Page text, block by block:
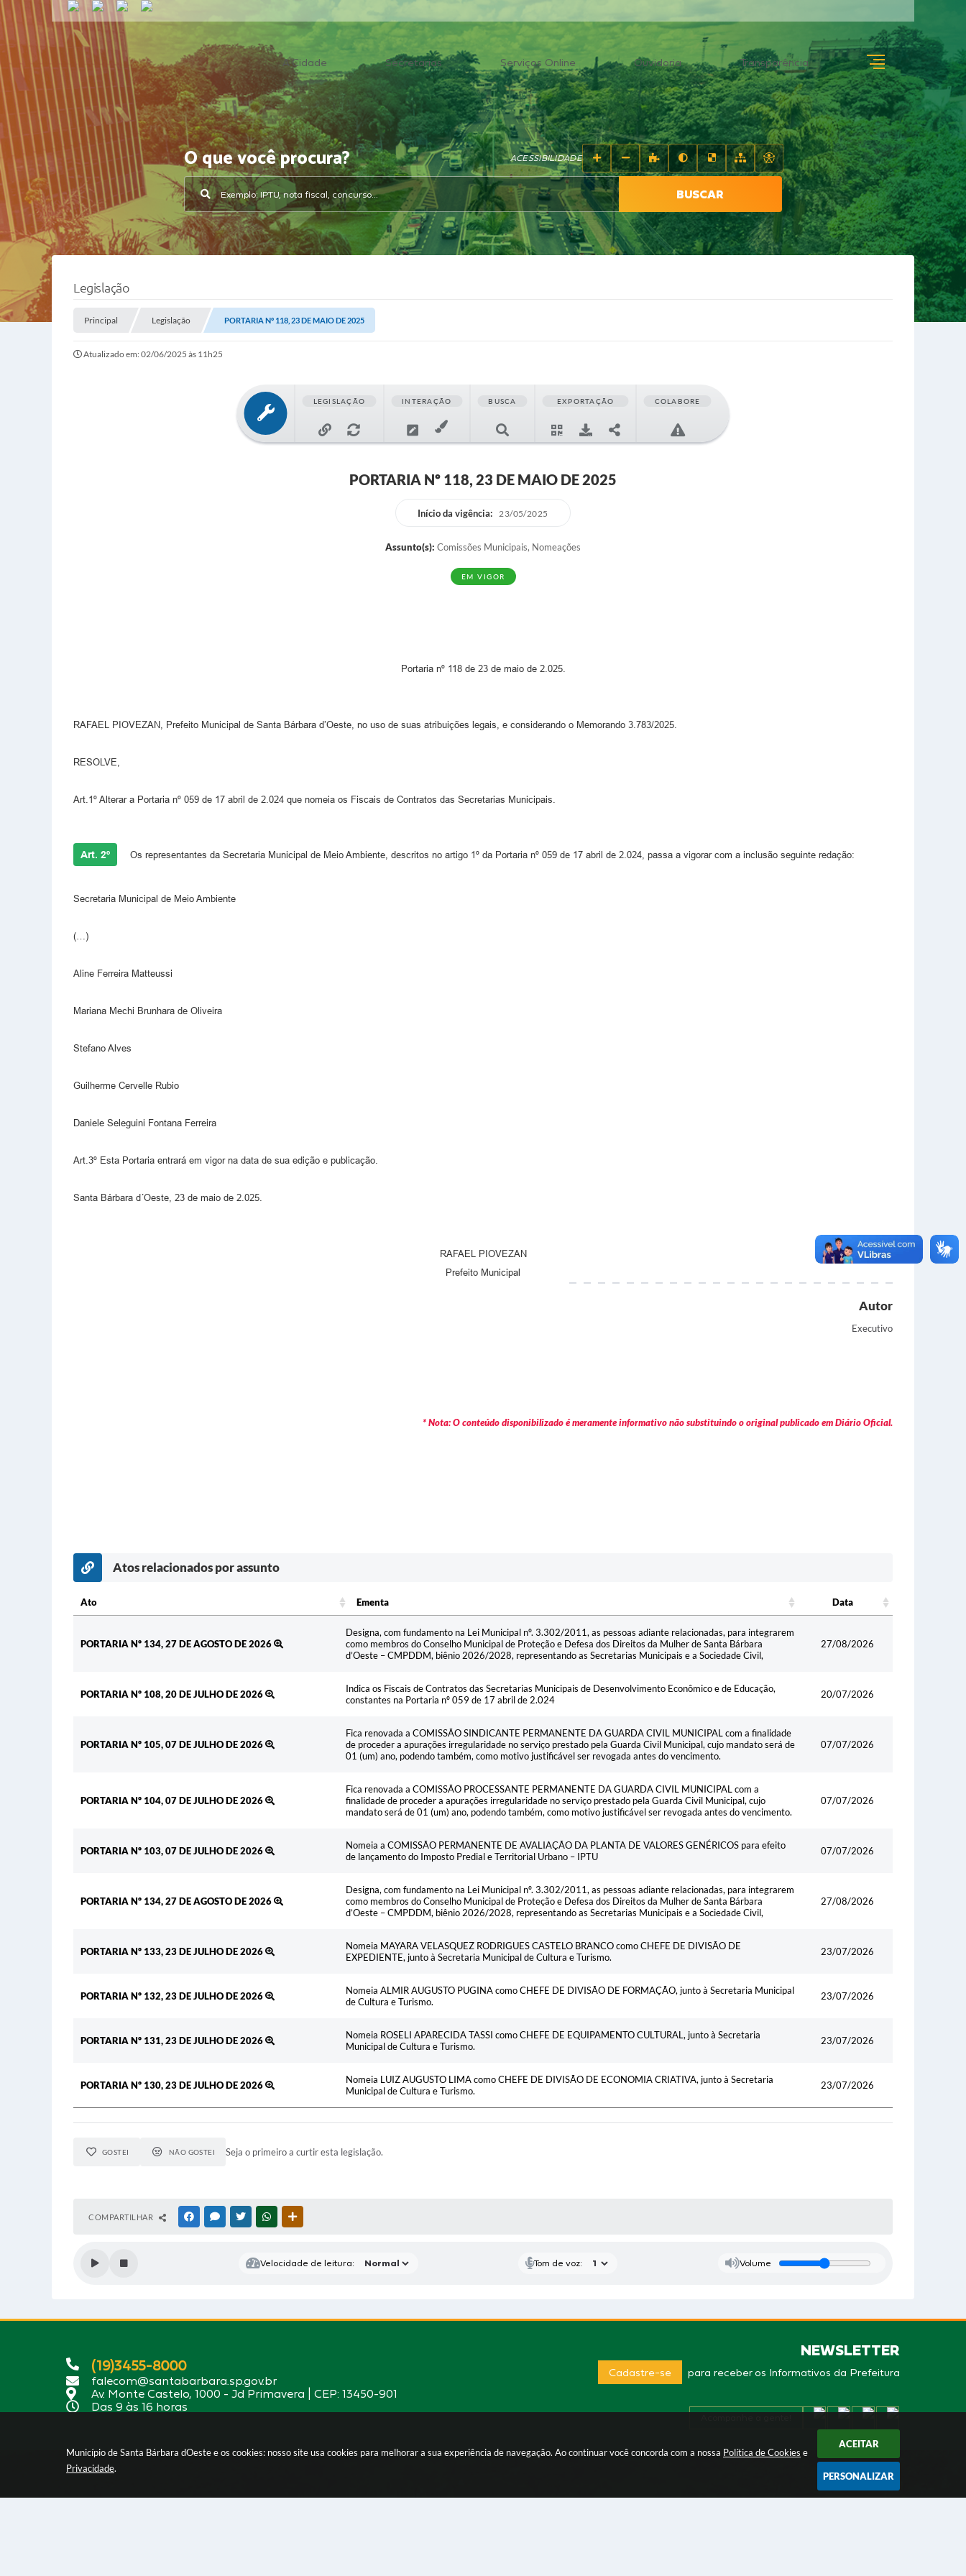
Município de Santa Bárbara dOeste e os cookies: nosso site usa cookies para melhorar a sua experiência de navegação. Ao continuar você concorda com a nossa Política de Cookies e
Privacidade.
ACEITAR
PERSONALIZAR
A Cidade Secretarias Serviços Online Ouvidoria Transparência
O que você procura?
BUSCAR
ACESSIBILIDADE
Legislação
Principal Legislação PORTARIA Nº 118, 23 DE MAIO DE 2025
Atualizado em: 02/06/2025 às 11h25
LEGISLAÇÃO INTERAÇÃO BUSCA EXPORTAÇÃO COLABORE
PORTARIA Nº 118, 23 DE MAIO DE 2025
Início da vigência: 23/05/2025
Assunto(s): Comissões Municipais, Nomeações
EM VIGOR
Portaria nº 118 de 23 de maio de 2.025.
RAFAEL PIOVEZAN, Prefeito Municipal de Santa Bárbara d’Oeste, no uso de suas atribuições legais, e considerando o Memorando 3.783/2025.
RESOLVE,
Art.1º Alterar a Portaria nº 059 de 17 abril de 2.024 que nomeia os Fiscais de Contratos das Secretarias Municipais.
Art. 2º Os representantes da Secretaria Municipal de Meio Ambiente, descritos no artigo 1º da Portaria nº 059 de 17 abril de 2.024, passa a vigorar com a inclusão seguinte redação:
Secretaria Municipal de Meio Ambiente
(…)
Aline Ferreira Matteussi
Mariana Mechi Brunhara de Oliveira
Stefano Alves
Guilherme Cervelle Rubio
Daniele Seleguini Fontana Ferreira
Art.3º Esta Portaria entrará em vigor na data de sua edição e publicação.
Santa Bárbara d´Oeste, 23 de maio de 2.025.
RAFAEL PIOVEZAN
Prefeito Municipal
Autor
Executivo
* Nota: O conteúdo disponibilizado é meramente informativo não substituindo o original publicado em Diário Oficial.
Atos relacionados por assunto
Ato Ementa
Data
PORTARIA Nº 134, 27 DE AGOSTO DE 2026
Designa, com fundamento na Lei Municipal nº. 3.302/2011, as pessoas adiante relacionadas, para integrarem
como membros do Conselho Municipal de Proteção e Defesa dos Direitos da Mulher de Santa Bárbara
d’Oeste – CMPDDM, biênio 2026/2028, representando as Secretarias Municipais e a Sociedade Civil,
27/08/2026
PORTARIA Nº 108, 20 DE JULHO DE 2026
Indica os Fiscais de Contratos das Secretarias Municipais de Desenvolvimento Econômico e de Educação,
constantes na Portaria nº 059 de 17 abril de 2.024
20/07/2026
PORTARIA Nº 105, 07 DE JULHO DE 2026
Fica renovada a COMISSÃO SINDICANTE PERMANENTE DA GUARDA CIVIL MUNICIPAL com a finalidade
de proceder a apurações irregularidade no serviço prestado pela Guarda Civil Municipal, cujo mandato será de
01 (um) ano, podendo também, como motivo justificável ser revogada antes do vencimento.
07/07/2026
PORTARIA Nº 104, 07 DE JULHO DE 2026
Fica renovada a COMISSÃO PROCESSANTE PERMANENTE DA GUARDA CIVIL MUNICIPAL com a
finalidade de proceder a apurações irregularidade no serviço prestado pela Guarda Civil Municipal, cujo
mandato será de 01 (um) ano, podendo também, como motivo justificável ser revogada antes do vencimento.
07/07/2026
PORTARIA Nº 103, 07 DE JULHO DE 2026
Nomeia a COMISSÃO PERMANENTE DE AVALIAÇÃO DA PLANTA DE VALORES GENÉRICOS para efeito
de lançamento do Imposto Predial e Territorial Urbano – IPTU
07/07/2026
PORTARIA Nº 134, 27 DE AGOSTO DE 2026
Designa, com fundamento na Lei Municipal nº. 3.302/2011, as pessoas adiante relacionadas, para integrarem
como membros do Conselho Municipal de Proteção e Defesa dos Direitos da Mulher de Santa Bárbara
d’Oeste – CMPDDM, biênio 2026/2028, representando as Secretarias Municipais e a Sociedade Civil,
27/08/2026
PORTARIA Nº 133, 23 DE JULHO DE 2026
Nomeia MAYARA VELASQUEZ RODRIGUES CASTELO BRANCO como CHEFE DE DIVISÃO DE
EXPEDIENTE, junto à Secretaria Municipal de Cultura e Turismo.
23/07/2026
PORTARIA Nº 132, 23 DE JULHO DE 2026
Nomeia ALMIR AUGUSTO PUGINA como CHEFE DE DIVISÃO DE FORMAÇÃO, junto à Secretaria Municipal
de Cultura e Turismo.
23/07/2026
PORTARIA Nº 131, 23 DE JULHO DE 2026
Nomeia ROSELI APARECIDA TASSI como CHEFE DE EQUIPAMENTO CULTURAL, junto à Secretaria
Municipal de Cultura e Turismo.
23/07/2026
PORTARIA Nº 130, 23 DE JULHO DE 2026
Nomeia LUIZ AUGUSTO LIMA como CHEFE DE DIVISÃO DE ECONOMIA CRIATIVA, junto à Secretaria
Municipal de Cultura e Turismo.
23/07/2026
GOSTEI NÃO GOSTEI Seja o primeiro a curtir esta legislação.
COMPARTILHAR FACEBOOKMESSENGER
TWITTERWHATSAPP
Velocidade de leitura: Tom de voz: Volume
(19)3455-8000
falecom@santabarbara.sp.gov.br
Av. Monte Castelo, 1000 - Jd Primavera | CEP: 13450-901
Das 9 às 16 horas
NEWSLETTER
Cadastre-se para receber os Informativos da Prefeitura